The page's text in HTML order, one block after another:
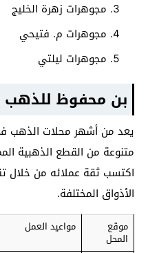
مجوهرات زهرة الخليج
مجوهرات م. فتيحي
مجوهرات ليلتي
بن محفوظ للذهب
يعد من أشهر محلات الذهب
متنوعة من القطع الذهبية
اكتسب ثقة عملائه من خلال
الأذواق المختلفة.
موقع
المحل
مواعيد العمل